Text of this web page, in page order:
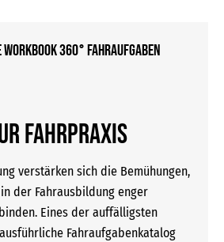
360° FAHRAUFGABEN
Fahrpraxis
verstärken sich die Bemühungen,
der Fahrausbildung enger
Eines der auffälligsten
Fahraufgabenkatalog